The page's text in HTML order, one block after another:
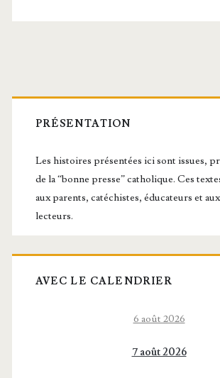
Barre
latérale
principale
PRÉSENTATION
Les histoires présentées ici sont issues,
de la “bonne presse” catholique. Ces
aux parents, catéchistes, éducateurs et
lecteurs.
AVEC LE CALENDRIER
6 août 2026
7 août 2026